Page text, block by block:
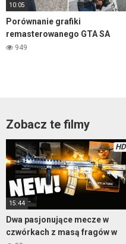
10:05
Porównanie grafiki
remasterowanego GTA SA
2004 kontra 2021
949
Zobacz te filmy
HD
15:44
Dwa pasjonujące mecze w
czwórkach z masą fragów w